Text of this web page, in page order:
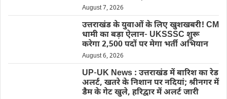
August 7, 2026
उत्तराखंड के युवाओं के लिए खुशखबरी! CM
धामी का बड़ा ऐलान- UKSSSC शुरू
करेगा 2,500 पदों पर मेगा भर्ती अभियान
August 6, 2026
UP-UK News : उत्तराखंड में बारिश का रेड
अलर्ट, खतरे के निशान पर नदियां; श्रीनगर में
डैम के गेट खुले, हरिद्वार में अलर्ट जारी